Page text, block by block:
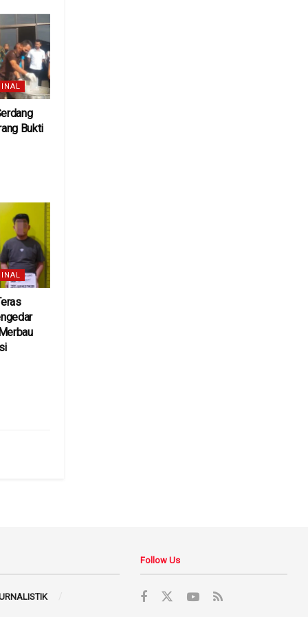
Bukti
Follow Us